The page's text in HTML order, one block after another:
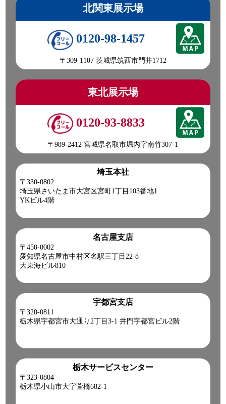
「HP見て」とお伝えいただけるとスムーズです❗
突然の天気の急変にご注意ください。
皆さん今日も一日ご安全に‼
●本日ご紹介車両●
ニック製 3段ブーム ラジコン付(無線) フックイン
「HP見て」とお伝えいただけるとスムーズです❗
現場で活躍間違いナシな
【商品番号:14155】クレーン付 平ボディ H12 ダイナ タダノ
製 4段ブーム フックイン 差し違いアウトリガー
☎0120-93-8833 営業担当:眞籠
2026-07-21
猛暑日の現場は、いつも以上に安全第一。水分・塩分補給と
こまめな休憩を心掛け、無理をせず一日を乗り切りましょう!
皆さま、ご安全に。
【本日ご紹介車両】
H30 デュトロ クレーン付ハイジャッキセルフ!
0120-98-1457 営業担当:阿部
湿った空気の影響を受けて蒸し暑いです。
●本日ご紹介車両●
【商品番号:14488】クレーン付 平ボディ H15 コンドル 4段ブ
ーム ラジコン(無線) フックイン 差し違い&リアジャッキ
北関東展示場
0120-98-1457
〒309-1107 茨城県筑西市門井1712
東北展示場
0120-93-8833
〒989-2412 宮城県名取市堀内字南竹307-1
埼玉本社
〒330-0802
埼玉県さいたま市大宮区宮町1丁目103番地1
YKビル4階
名古屋支店
〒450-0002
愛知県名古屋市中村区名駅三丁目22-8
大東海ビル810
宇都宮支店
〒320-0811
栃木県宇都宮市大通り2丁目3-1 井門宇都宮ビル2階
栃木サービスセンター
〒323-0804
栃木県小山市大字萱橋682-1